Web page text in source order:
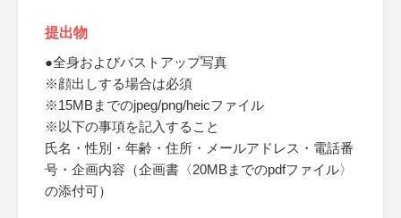
提出物
●全身およびバストアップ写真
※顔出しする場合は必須
※15MBまでのjpeg/png/heicファイル
※以下の事項を記入すること
氏名・性別・年齢・住所・メールアドレス・電話番
号・企画内容（企画書〈20MBまでのpdfファイル〉
の添付可）